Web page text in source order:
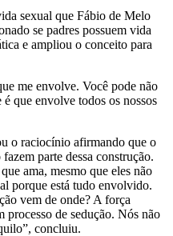
sexual que Fábio de Melo
se padres possuem vida
e ampliou o conceito para
me envolve. Você pode não
que envolve todos os nossos
o raciocínio afirmando que o
parte dessa construção.
ama, mesmo que eles não
porque está tudo envolvido.
vem de onde? A força
processo de sedução. Nós não
concluiu.